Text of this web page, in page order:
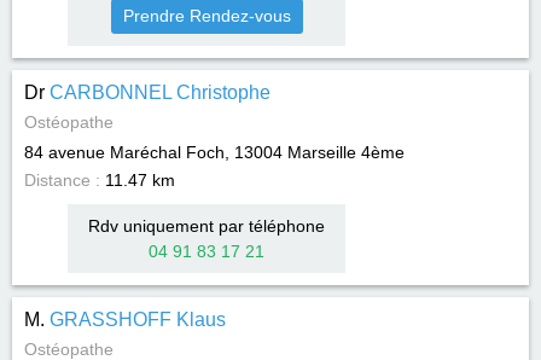
Prendre Rendez-vous
Dr CARBONNEL Christophe
Ostéopathe
84 avenue Maréchal Foch, 13004 Marseille 4ème
Distance : 11.47 km
Rdv uniquement par téléphone
04 91 83 17 21
M. GRASSHOFF Klaus
Ostéopathe